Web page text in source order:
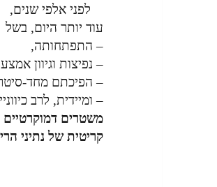
לפני אלפי שנים,
עוד יותר היום, בשל
– התפתחותה,
– נפיצות וגיוון
– הפיכתם מחד-
– ומיידית, לרב
משטרים
קריטית של נתיני